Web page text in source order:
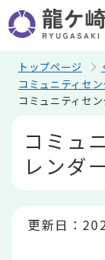
の
ペ
トップページ
コミュニティセ
コミュニティセ
コミュ
レンダー
更新日：